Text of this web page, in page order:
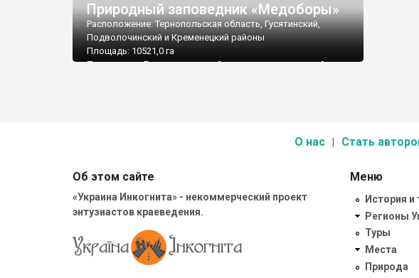
Природный заповедник «Медоборы»
Расположение: Тернопольская область, Гусятинский,
Подволочинский и Кременецкий районы
Площадь: 10521,0 га
Подчинение: Государственный комитет лесного хозяйства
г. Кременец, ул. Акимова, 26
О нас Стать
Об этом сайте
«Украина Инкогнита» - некоммерческий проект
энтузиастов краеведения.
Меню
История и
Регионы
Туры
Места
Природа